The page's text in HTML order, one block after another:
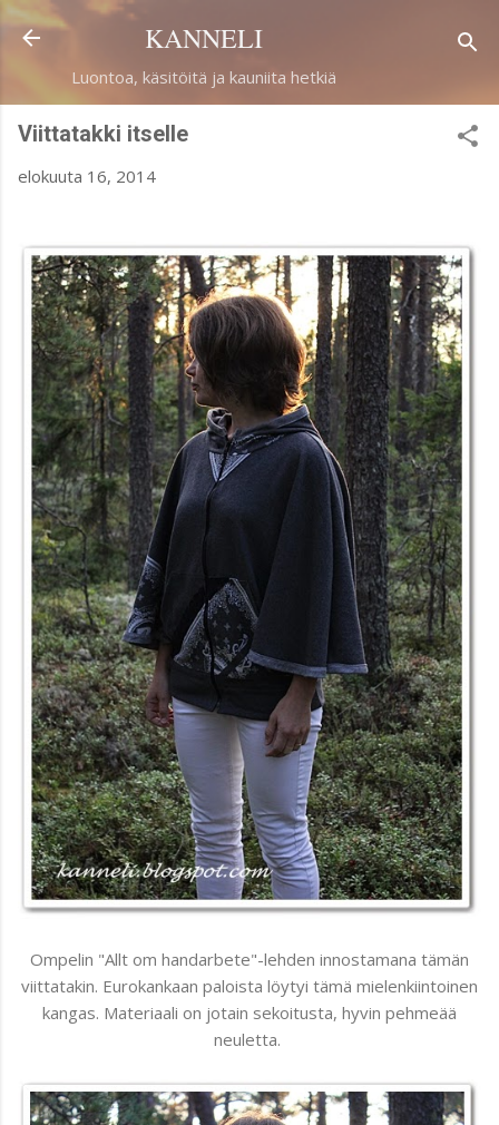
Siirry pääsisältöön
KANNELI
Luontoa, käsitöitä ja kauniita hetkiä
Viittatakki itselle
elokuuta 16, 2014
Ompelin "Allt om handarbete"-lehden innostamana tämän
viittatakin. Eurokankaan paloista löytyi tämä mielenkiintoinen
kangas. Materiaali on jotain sekoitusta, hyvin pehmeää
neuletta.